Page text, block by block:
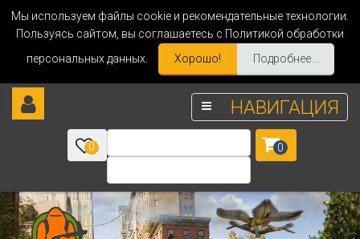
Мы используем файлы cookie и рекомендательные технологии.
Пользуясь сайтом, вы соглашаетесь с Политикой обработки
персональных данных.
Хорошо! Подробнее...
НАВИГАЦИЯ
0 0